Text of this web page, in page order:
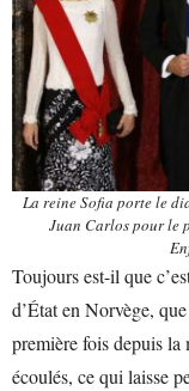
La reine Sofia porte le
Juan Carlos pour le
Toujours est-il que
d’État en Norvège,
première fois depuis la
écoulés, ce qui laisse